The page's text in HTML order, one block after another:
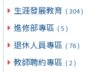
生涯發展教育 ( 304 )
進修部專區 ( 5 )
退休人員專區 ( 76 )
教師聘約專區 ( 2 )